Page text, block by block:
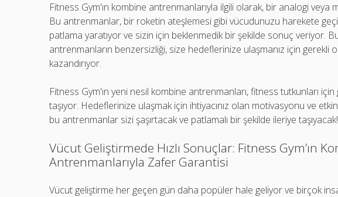
Fitness Gym'ın kombine antrenmanlarıyla ilgili olarak, bir analogi veya
Bu antrenmanlar, bir roketin ateşlemesi gibi vücudunuzu harekete
patlama yaratıyor ve sizin için beklenmedik bir şekilde sonuç veriyor.
antrenmanların benzersizliği, size hedeflerinize ulaşmanız için gerekli
kazandırıyor.
Fitness Gym'ın yeni nesil kombine antrenmanları, fitness tutkunları
taşıyor. Hedeflerinize ulaşmak için ihtiyacınız olan motivasyonu ve
bu antrenmanlar sizi şaşırtacak ve patlamalı bir şekilde ileriye taşıyacak!
Vücut Geliştirmede Hızlı Sonuçlar: Fitness Gym’ın
Antrenmanlarıyla Zafer Garantisi
Vücut geliştirme her geçen gün daha popüler hale geliyor ve birçok